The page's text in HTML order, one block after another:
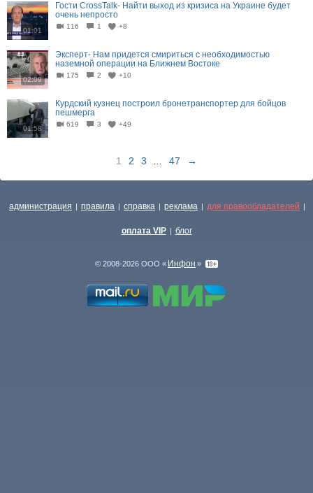
01:01
Гости CrossTalk- Найти выход из кризиса на Украине будет
очень непросто
116 1 +8
02:09
Эксперт- Нам придется смириться с необходимостью
наземной операции на Ближнем Востоке
175 2 +10
01:58
Курдский кузнец построил бронетранспортер для бойцов
пешмерга
619 3 +49
1 2 3 47 →
администрация | правила | справка | реклама | для правообладателей |
оплата VIP | блог
© 2008-2026 ООО « Инфон »